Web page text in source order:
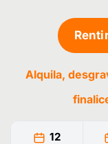
Alquila,
12